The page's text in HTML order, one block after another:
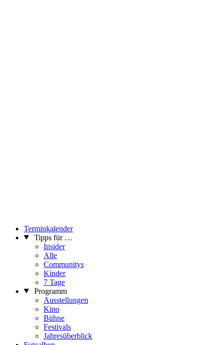
Terminkalender
Tipps für …
Insider
Alle
Communitys
Kinder
7 Tage
Programm
Ausstellungen
Kino
Bühne
Festivals
Jahresüberblick